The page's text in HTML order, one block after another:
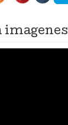
imagenes